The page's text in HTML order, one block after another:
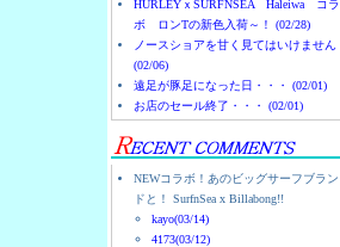
HURLEYｘSURFNSEA Haleiwa コラ
ボ ロンTの新色入荷～！ (02/28)
ノースショアを甘く見てはいけません
(02/06)
遠足が豚足になった日・・・ (02/01)
お店のセール終了・・・ (02/01)
NEWコラボ！あのビッグサーフブラン
ドと！ SurfnSea x Billabong!!
kayo(03/14)
4173(03/12)